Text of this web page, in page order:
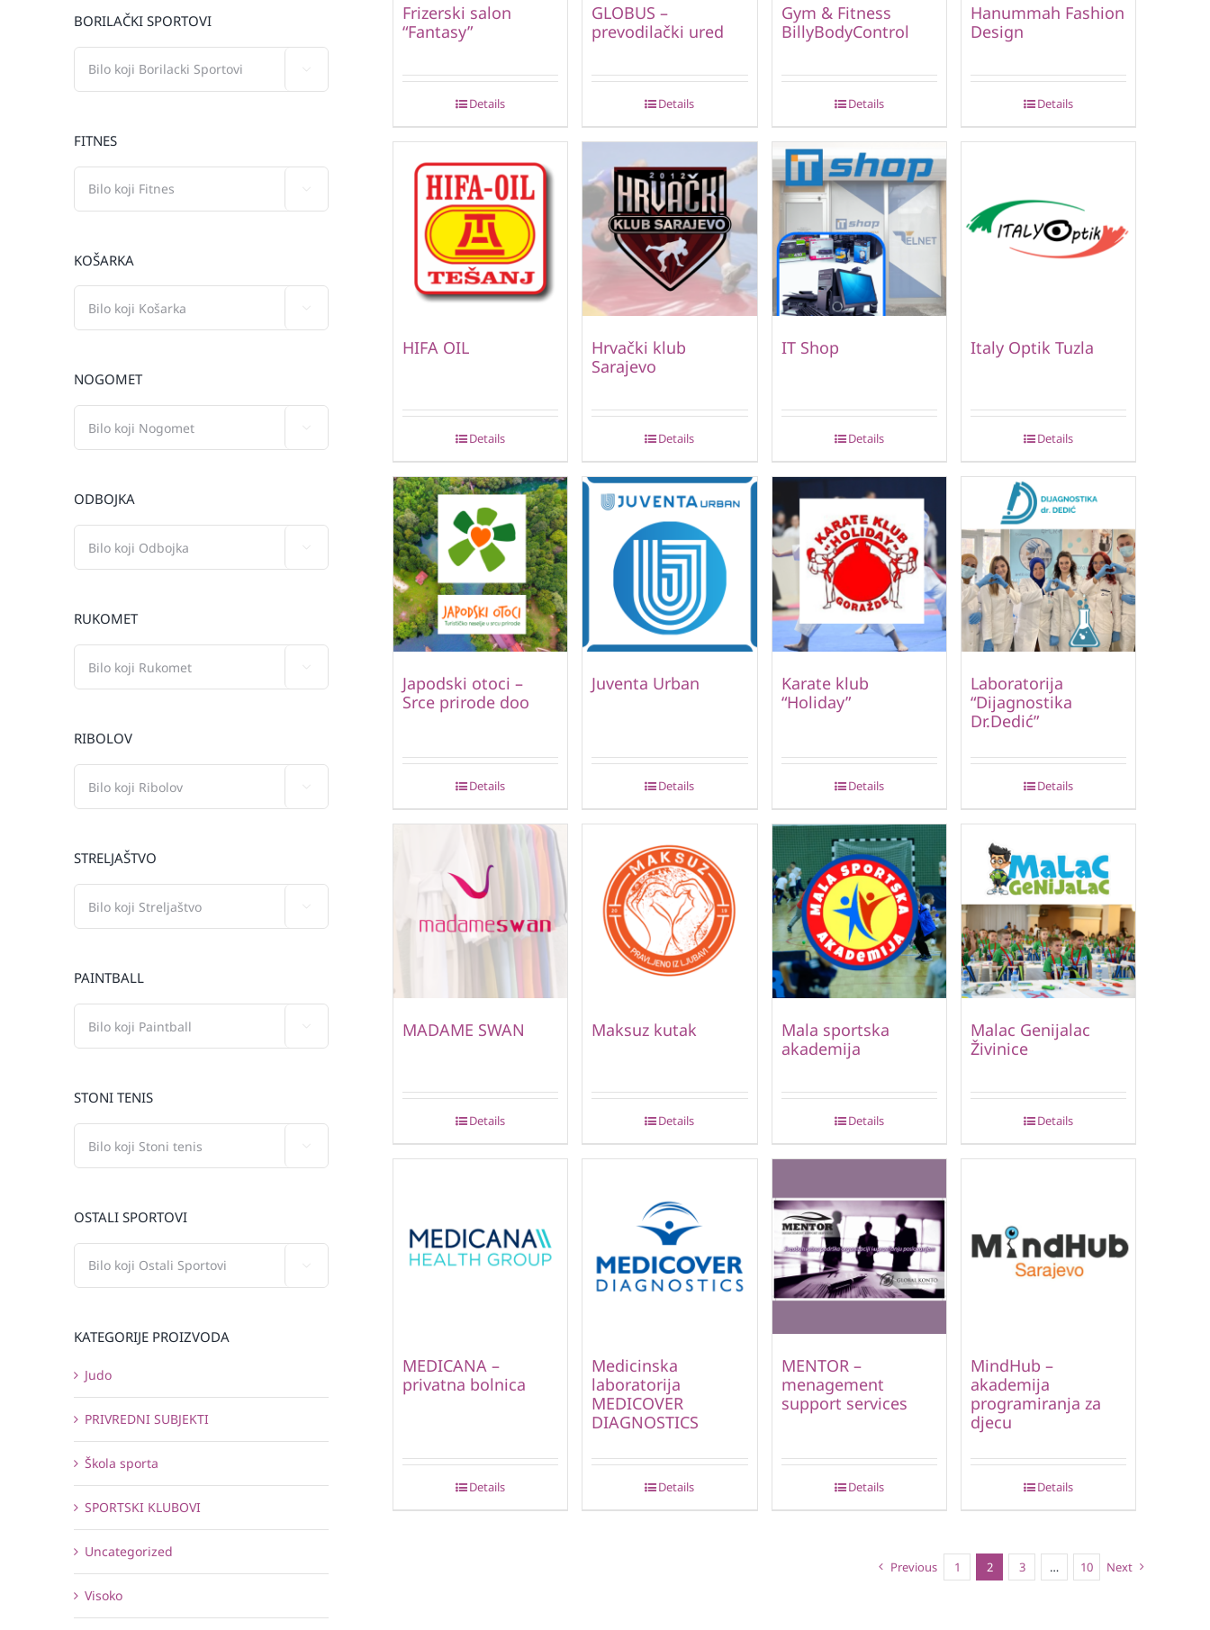
Frizerski salon
“Fantasy”
Details
GLOBUS –
prevodilački ured
Details
Gym & Fitness
BillyBodyControl
Details
Hanummah Fashion
Design
Details
HIFA OIL
Details
Hrvački klub
Sarajevo
Details
IT Shop
Details
Italy Optik Tuzla
Details
Japodski otoci –
Srce prirode doo
Details
Juventa Urban
Details
Karate klub
“Holiday”
Details
Laboratorija
“Dijagnostika
Dr.Dedić”
Details
MADAME SWAN
Details
Maksuz kutak
Details
Mala sportska
akademija
Details
Malac Genijalac
Živinice
Details
MEDICANA –
privatna bolnica
Details
Medicinska
laboratorija
MEDICOVER
DIAGNOSTICS
Details
MENTOR –
menagement
support services
Details
MindHub –
akademija
programiranja za
djecu
Details
Previous 1 2 3 … 10 Next
BORILAČKI SPORTOVI
FITNES
KOŠARKA
NOGOMET
ODBOJKA
RUKOMET
RIBOLOV
STRELJAŠTVO
PAINTBALL
STONI TENIS
OSTALI SPORTOVI
KATEGORIJE PROIZVODA
Judo
PRIVREDNI SUBJEKTI
Škola sporta
SPORTSKI KLUBOVI
Uncategorized
Visoko